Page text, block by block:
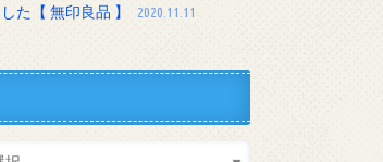
した【 無印良品 】
2020.11.11